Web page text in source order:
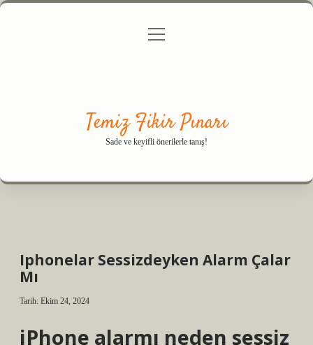
Gizlilik Politikası
menüyü
Temiz Fikir Pınarı
Sade ve keyifli önerilerle tanış!
Iphonelar Sessizdeyken Alarm Çalar
Mı
Tarih: Ekim 24, 2024
iPhone alarmı neden sessiz